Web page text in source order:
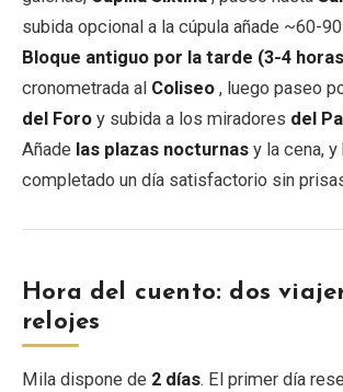
subida opcional a la cúpula añade ~60-
Bloque antiguo por la tarde (3-4
cronometrada al Coliseo , luego paseo
del Foro y subida a los miradores del
Añade las plazas nocturnas y la cena, y
completado un día satisfactorio sin
Hora del cuento: dos
relojes
Mila dispone de 2 días. El primer día